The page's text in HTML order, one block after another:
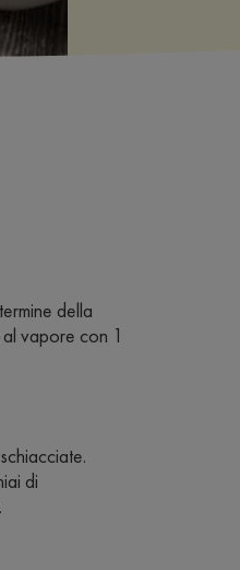
della
vapore con 1
di